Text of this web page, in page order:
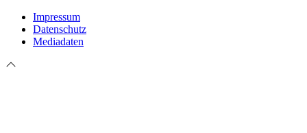
Impressum
Datenschutz
Mediadaten